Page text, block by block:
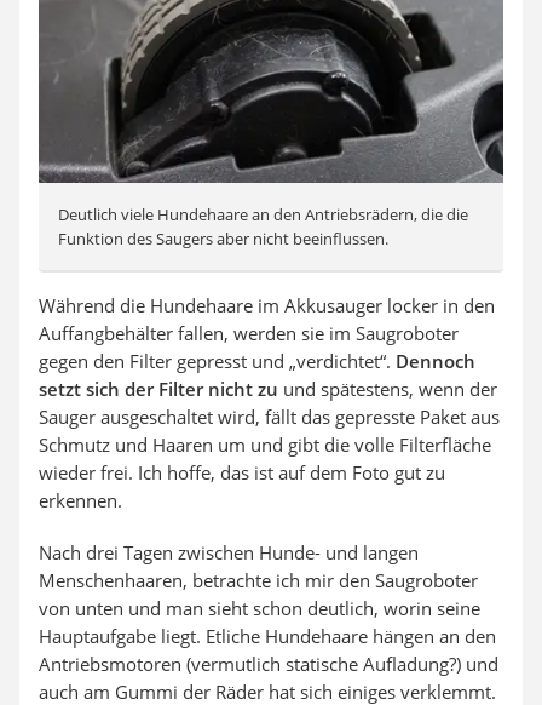
Deutlich viele Hundehaare an den Antriebsrädern, die die
Funktion des Saugers aber nicht beeinflussen.
Während die Hundehaare im Akkusauger locker in den
Auffangbehälter fallen, werden sie im Saugroboter
gegen den Filter gepresst und „verdichtet“. Dennoch
setzt sich der Filter nicht zu und spätestens, wenn der
Sauger ausgeschaltet wird, fällt das gepresste Paket aus
Schmutz und Haaren um und gibt die volle Filterfläche
wieder frei. Ich hoffe, das ist auf dem Foto gut zu
erkennen.
Nach drei Tagen zwischen Hunde- und langen
Menschenhaaren, betrachte ich mir den Saugroboter
von unten und man sieht schon deutlich, worin seine
Hauptaufgabe liegt. Etliche Hundehaare hängen an den
Antriebsmotoren (vermutlich statische Aufladung?) und
auch am Gummi der Räder hat sich einiges verklemmt.